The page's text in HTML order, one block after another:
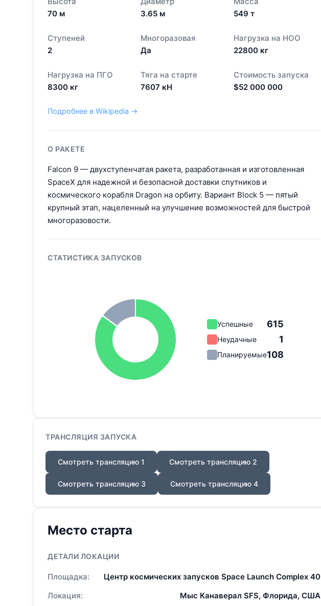
70 м
3.65 м
549 т
Ступеней
2
Многоразовая
Да
Нагрузка на НОО
22800 кг
Нагрузка на ПГО
8300 кг
Тяга на старте
7607 кН
Стоимость запуска
$52 000 000
Подробнее в Wikipedia →
О РАКЕТЕ
Falcon 9 — двухступенчатая ракета, разработанная и изготовленная
SpaceX для надежной и безопасной доставки спутников и
космического корабля Dragon на орбиту. Вариант Block 5 — пятый
крупный этап, нацеленный на улучшение возможностей для быстрой
многоразовости.
СТАТИСТИКА ЗАПУСКОВ
Успешные 615
Неудачные 1
Планируемые108
ТРАНСЛЯЦИЯ ЗАПУСКА
Смотреть трансляцию 1 Смотреть трансляцию 2
Смотреть трансляцию 3 Смотреть трансляцию 4
Место старта
ДЕТАЛИ ЛОКАЦИИ
Площадка:
Центр космических запусков Space Launch Complex 40
Локация:
Мыс Канаверал SFS, Флорида, США